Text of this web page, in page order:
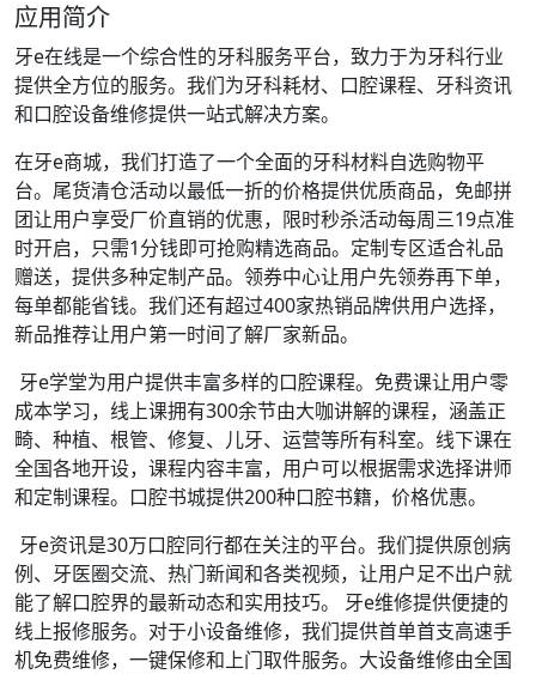
应用简介
牙e在线是一个综合性的牙科服务平台，致力于为牙科行业
提供全方位的服务。我们为牙科耗材、口腔课程、牙科资讯
和口腔设备维修提供一站式解决方案。
在牙e商城，我们打造了一个全面的牙科材料自选购物平
台。尾货清仓活动以最低一折的价格提供优质商品，免邮拼
团让用户享受厂价直销的优惠，限时秒杀活动每周三19点准
时开启，只需1分钱即可抢购精选商品。定制专区适合礼品
赠送，提供多种定制产品。领券中心让用户先领券再下单，
每单都能省钱。我们还有超过400家热销品牌供用户选择，
新品推荐让用户第一时间了解厂家新品。
牙e学堂为用户提供丰富多样的口腔课程。免费课让用户零
成本学习，线上课拥有300余节由大咖讲解的课程，涵盖正
畸、种植、根管、修复、儿牙、运营等所有科室。线下课在
全国各地开设，课程内容丰富，用户可以根据需求选择讲师
和定制课程。口腔书城提供200种口腔书籍，价格优惠。
牙e资讯是30万口腔同行都在关注的平台。我们提供原创病
例、牙医圈交流、热门新闻和各类视频，让用户足不出户就
能了解口腔界的最新动态和实用技巧。 牙e维修提供便捷的
线上报修服务。对于小设备维修，我们提供首单首支高速手
机免费维修，一键保修和上门取件服务。大设备维修由全国